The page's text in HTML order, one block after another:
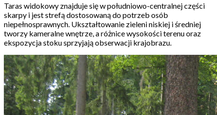
Taras widokowy znajduje się w południowo-centralnej części
skarpy i jest strefą dostosowaną do potrzeb osób
niepełnosprawnych. Ukształtowanie zieleni niskiej i średniej
tworzy kameralne wnętrze, a różnice wysokości terenu oraz
ekspozycja stoku sprzyjają obserwacji krajobrazu.